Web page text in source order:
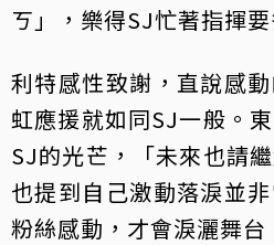
ㄎ」，樂得SJ忙著指揮要
利特感性致謝，直說感
虹應援就如同SJ一般。
SJ的光芒，「未來也請
也提到自己激動落淚並
粉絲感動，才會淚灑舞台